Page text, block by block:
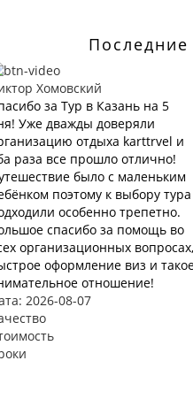
Хомовский
за Тур в Казань на 5
Уже дважды доверяли
отдыха karttrvel и
раза все прошло отлично!
было с маленьким
поэтому к выбору тура
особенно трепетно.
спасибо за помощь во
организационных вопросах,
оформление виз и
отношение!
2026-08-07